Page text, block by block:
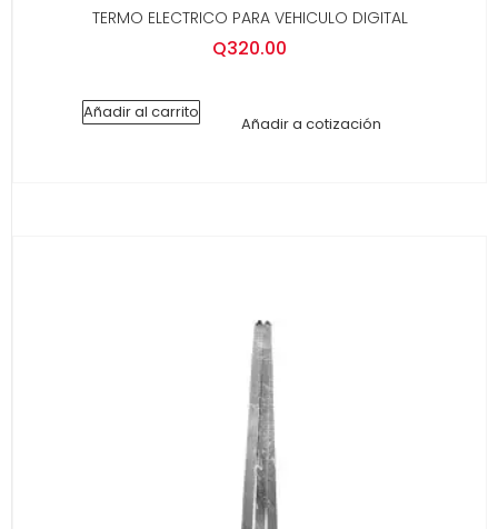
TERMO ELECTRICO PARA VEHICULO DIGITAL
Q320.00
Añadir al carrito
Añadir a cotización